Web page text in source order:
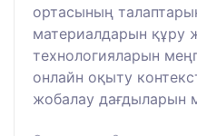
ортасының
материалдарын құру
технологияларын
онлайн оқыту
жобалау дағдыларын